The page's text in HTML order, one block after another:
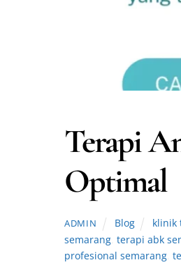
Terapi
Optimal
ADMIN Blog klinik
semarang terapi abk
profesional semarang